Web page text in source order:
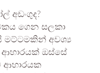
අඩංගුද?
ගෙන සලකා
මට්ටමකින් අවශ්‍ය
ඔස්සේ
ආහාරයක